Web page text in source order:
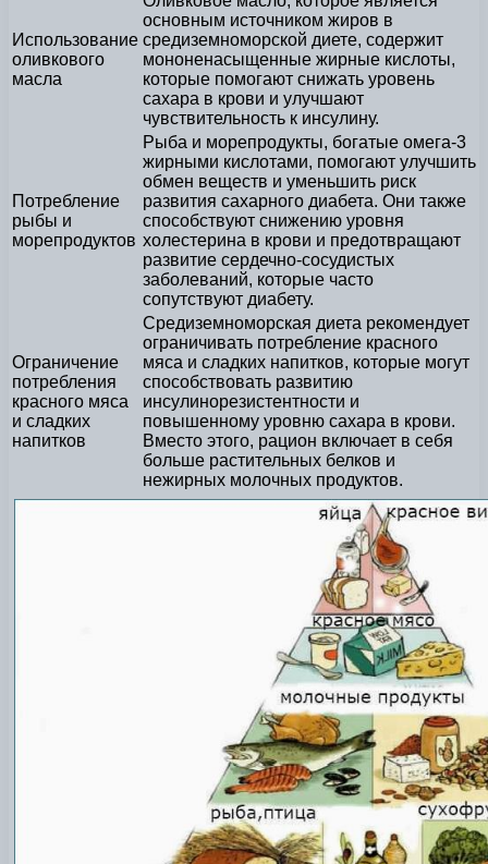
Использование
оливкового
масла
основным источником жиров в
средиземноморской диете, содержит
мононенасыщенные жирные кислоты,
которые помогают снижать уровень
сахара в крови и улучшают
чувствительность к инсулину.
Потребление
рыбы и
морепродуктов
Рыба и морепродукты, богатые омега-3
жирными кислотами, помогают улучшить
обмен веществ и уменьшить риск
развития сахарного диабета. Они также
способствуют снижению уровня
холестерина в крови и предотвращают
развитие сердечно-сосудистых
заболеваний, которые часто
сопутствуют диабету.
Ограничение
потребления
красного мяса
и сладких
напитков
Средиземноморская диета рекомендует
ограничивать потребление красного
мяса и сладких напитков, которые могут
способствовать развитию
инсулинорезистентности и
повышенному уровню сахара в крови.
Вместо этого, рацион включает в себя
больше растительных белков и
нежирных молочных продуктов.